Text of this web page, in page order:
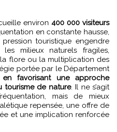
environ 400 000 visiteurs
en constante hausse,
touristique engendre
milieux naturels fragiles,
flore ou la multiplication des
portée par le Département
favorisant une approche
tourisme de nature. Il ne s’agit
mais de mieux
repensée, une offre de
et une implication renforcée